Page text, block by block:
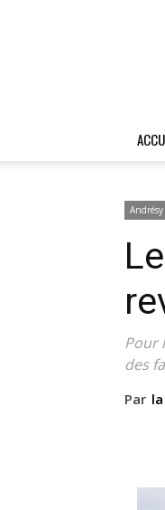
Andrésy
Pour
des
Par